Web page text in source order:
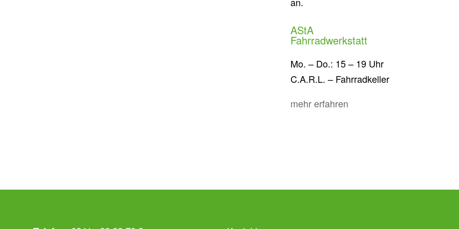
AStA
Fahrradwerkstatt
Mo. – Do.: 15 – 19 Uhr
C.A.R.L. – Fahrradkeller
mehr erfahren